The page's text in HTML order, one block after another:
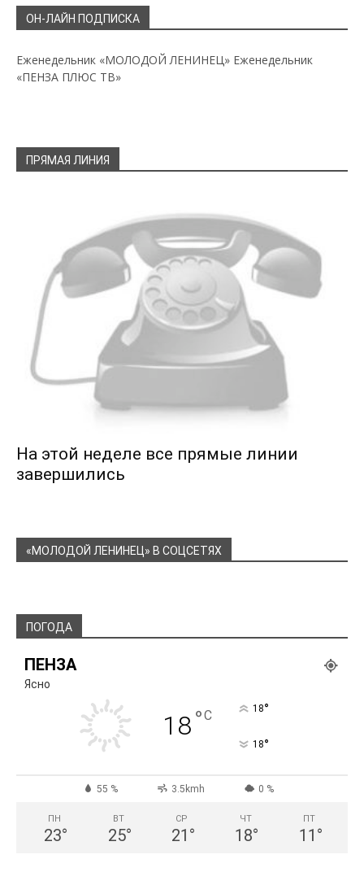
ОН-ЛАЙН ПОДПИСКА
Еженедельник «МОЛОДОЙ ЛЕНИНЕЦ» Еженедельник
«ПЕНЗА ПЛЮС ТВ»
ПРЯМАЯ ЛИНИЯ
На этой неделе все прямые линии
завершились
«МОЛОДОЙ ЛЕНИНЕЦ» В СОЦСЕТЯХ
ПОГОДА
ПЕНЗА
Ясно
18°C 18°
18°
55 % 3.5kmh 0 %
ПН
23°
ВТ
25°
СР
21 °
ЧТ
18°
ПТ
11 °